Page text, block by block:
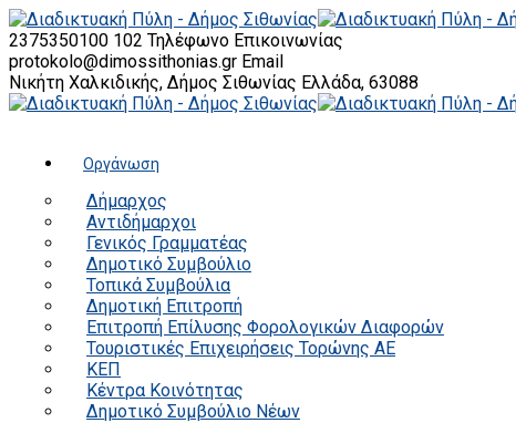
2375350100 102 Τηλέφωνο Επικοινωνίας
protokolo@dimossithonias.gr Email
Νικήτη Χαλκιδικής, Δήμος Σιθωνίας Ελλάδα, 63088
Οργάνωση
Δήμαρχος
Αντιδήμαρχοι
Γενικός Γραμματέας
Δημοτικό Συμβούλιο
Τοπικά Συμβούλια
Δημοτική Επιτροπή
Επιτροπή Επίλυσης Φορολογικών Διαφορών
Τουριστικές Επιχειρήσεις Τορώνης ΑΕ
ΚΕΠ
Κέντρα Κοινότητας
Δημοτικό Συμβούλιο Νέων